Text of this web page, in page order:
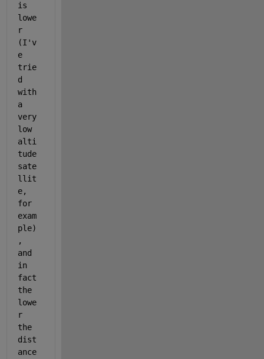
is
lowe
r
(I'v
e
trie
d
with
a
very
low
alti
tude
sate
llit
e,
for
exam
ple)
,
and
in
fact
the
lowe
r
the
dist
ance